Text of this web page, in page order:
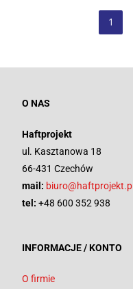
1
O NAS
Haftprojekt
ul. Kasztanowa 18
66-431 Czechów
mail: biuro@haftprojekt.pl
tel: +48 600 352 938
INFORMACJE / KONTO
O firmie